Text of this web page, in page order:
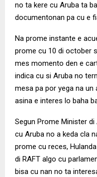
no ta kere cu Aruba ta
documentonan pa cu e
Na prome instante e
prome cu 10 di october
mes momento den e
indica cu si Aruba no
mesa pa por yega na
asina e interes lo baha
Segun Prome Minister
cu Aruba no a keda cla
prome cu reces,
di RAFT algo cu
bisa cu nan no ta